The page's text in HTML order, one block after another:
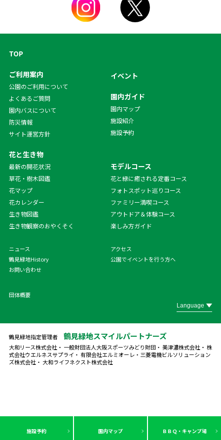
施設予約 園内マップ ＢＢＱ・キャンプ場
TOP
ご利用案内
公園のご利用について
よくあるご質問
園内バスについて
防災情報
サイト運営方針
花と生き物
最新の開花状況
草花・樹木図鑑
花マップ
花カレンダー
生き物図鑑
生き物観察のおやくそく
イベント
園内ガイド
園内マップ
施設紹介
施設予約
モデルコース
花と緑に癒される定番コース
フォトスポット巡りコース
ファミリー満喫コース
アウトドア＆体験コース
楽しみ方ガイド
ニュース
アクセス
鶴見緑地History
公園でイベントを行う方へ
お問い合わせ
団体概要
鶴見緑地指定管理者 鶴見緑地スマイルパートナーズ
大和リース株式会社・ 一般財団法人大阪スポーツみどり財団・ 美津濃株式会社・ 株
式会社ウエルネスサプライ・ 有限会社エルミオーレ・ 三菱電機ビルソリューション
ズ株式会社・ 大和ライフネクスト株式会社